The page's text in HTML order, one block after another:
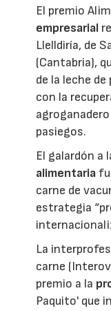
El premio
empresarial
Llelldiría, de
(Cantabria),
de la leche
con la
pasiegos.
El galardón a
alimentaria
carne de
estrategia
La
carne
premio a la
Paquito' que